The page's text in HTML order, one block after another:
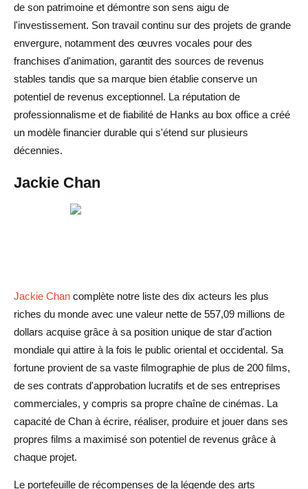
de son patrimoine et démontre son sens aigu de
l'investissement. Son travail continu sur des projets de grande
envergure, notamment des œuvres vocales pour des
franchises d'animation, garantit des sources de revenus
stables tandis que sa marque bien établie conserve un
potentiel de revenus exceptionnel. La réputation de
professionnalisme et de fiabilité de Hanks au box office a créé
un modèle financier durable qui s'étend sur plusieurs
décennies.
Jackie Chan
Jackie Chan complète notre liste des dix acteurs les plus
riches du monde avec une valeur nette de 557,09 millions de
dollars acquise grâce à sa position unique de star d'action
mondiale qui attire à la fois le public oriental et occidental. Sa
fortune provient de sa vaste filmographie de plus de 200 films,
de ses contrats d'approbation lucratifs et de ses entreprises
commerciales, y compris sa propre chaîne de cinémas. La
capacité de Chan à écrire, réaliser, produire et jouer dans ses
propres films a maximisé son potentiel de revenus grâce à
chaque projet.
Le portefeuille de récompenses de la légende des arts